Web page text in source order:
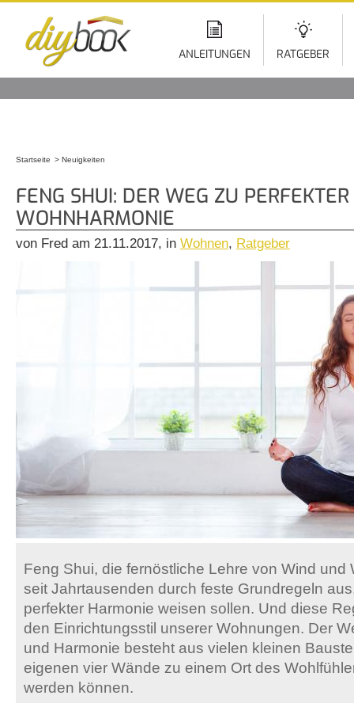
ANLEITUNGEN RATGEBER
Startseite Neuigkeiten
FENG SHUI: DER WEG ZU PERFEKTER
WOHNHARMONIE
von Fred am 21.11.2017, in Wohnen, Ratgeber
Feng Shui, die fernöstliche Lehre von Wind und
seit Jahrtausenden durch feste Grundregeln
perfekter Harmonie weisen sollen. Und diese
den Einrichtungsstil unserer Wohnungen. Der
und Harmonie besteht aus vielen kleinen
eigenen vier Wände zu einem Ort des
werden können.